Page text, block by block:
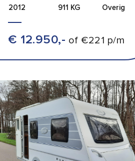
2012
911 KG
Overig
€ 12.950,- of €221 p/m